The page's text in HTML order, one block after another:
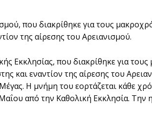
που διακρίθηκε για τους
της αίρεσης του Αρειανισμού.
Εκκλησίας, που διακρίθηκε για
και εναντίον της αίρεσης του
Η μνήμη του εορτάζεται κάθε
από την Καθολική Εκκλησία. Την